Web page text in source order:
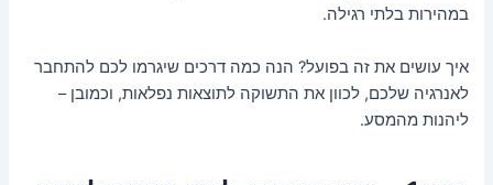
במהירות בלתי רגילה.
איך עושים את זה בפועל? הנה כמה דרכים שיגרמו לכם להתחבר
לאנרגיה שלכם, לכוון את התשוקה לתוצאות נפלאות, וכמובן –
ליהנות מהמסע.